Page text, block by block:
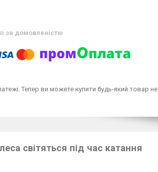
за домовленістю
Тепер ви можете купити будь-який товар не
світяться під час катання